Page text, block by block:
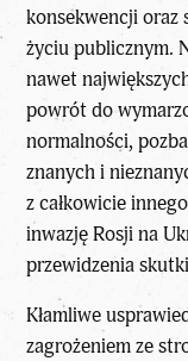
konsekwencji oraz
życiu publicznym.
nawet
powrót do
normalności,
znanych i
z całkowicie
inwazję Rosji na
przewidzenia
Kłamliwe
zagrożeniem ze